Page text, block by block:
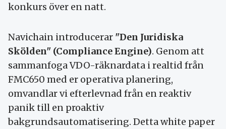
konkurs över en natt.
Navichain introducerar "Den Juridiska
Skölden" (Compliance Engine). Genom att
sammanfoga VDO-räknardata i realtid från
FMC650 med er operativa planering,
omvandlar vi efterlevnad från en reaktiv
panik till en proaktiv
bakgrundsautomatisering. Detta white paper